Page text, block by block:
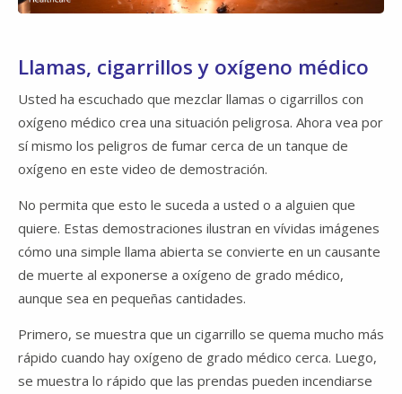
Llamas, cigarrillos y oxígeno médico
Usted ha escuchado que mezclar llamas o cigarrillos con
oxígeno médico crea una situación peligrosa. Ahora vea por
sí mismo los peligros de fumar cerca de un tanque de
oxígeno en este video de demostración.
No permita que esto le suceda a usted o a alguien que
quiere. Estas demostraciones ilustran en vívidas imágenes
cómo una simple llama abierta se convierte en un causante
de muerte al exponerse a oxígeno de grado médico,
aunque sea en pequeñas cantidades.
Primero, se muestra que un cigarrillo se quema mucho más
rápido cuando hay oxígeno de grado médico cerca. Luego,
se muestra lo rápido que las prendas pueden incendiarse